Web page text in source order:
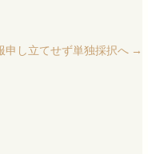
申し立てせず単独採択へ →